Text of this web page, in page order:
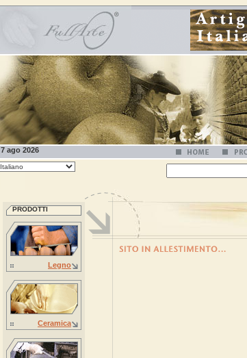
7 ago 2026
PRODOTTI
Legno
Ceramica